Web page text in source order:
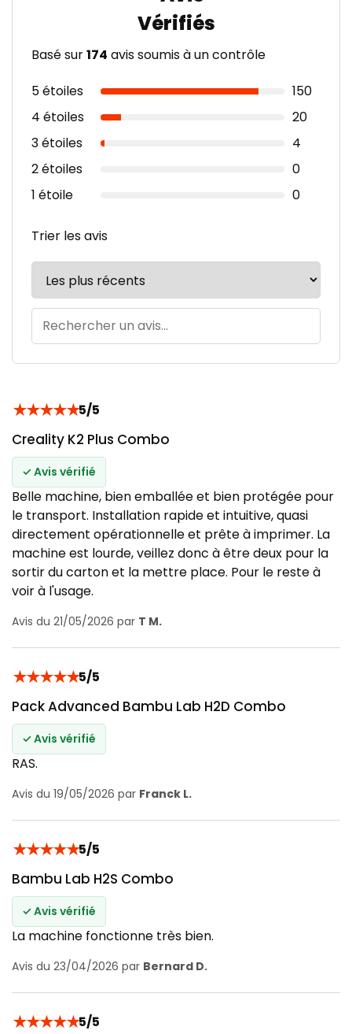
Basé sur174 avis soumis à un contrôle
5 étoiles
150
4 étoiles
20
3 étoiles
4
2 étoiles
0
1 étoile
0
Trier les avis
★★★★★5/5
Creality K2 Plus Combo
✓ Avis vérifié
Belle machine, bien emballée et bien protégée pour
le transport. Installation rapide et intuitive, quasi
directement opérationnelle et prête à imprimer. La
machine est lourde, veillez donc à être deux pour la
sortir du carton et la mettre place. Pour le reste à
voir à l'usage.
Avis du 21/05/2026 par T M.
★★★★★5/5
Pack Advanced Bambu Lab H2D Combo
✓ Avis vérifié
RAS.
Avis du 19/05/2026 par Franck L.
★★★★★5/5
Bambu Lab H2S Combo
✓ Avis vérifié
La machine fonctionne très bien.
Avis du 23/04/2026 par Bernard D.
★★★★★5/5